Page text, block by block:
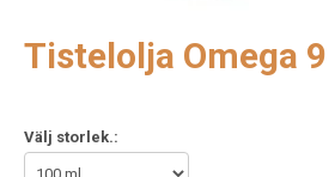
Tistelolja Omega 9
Välj storlek.: